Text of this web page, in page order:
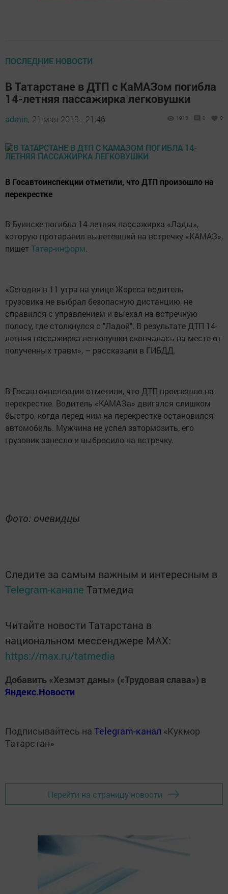
ПОСЛЕДНИЕ НОВОСТИ
В Татарстане в ДТП с КаМАЗом погибла
14-летняя пассажирка легковушки
admin, 21 мая 2019 - 21:46 1918 0 0
В Госавтоинспекции отметили, что ДТП произошло на
перекрестке
В Буинске погибла 14-летняя пассажирка «Лады»,
которую протаранил вылетевший на встречку «КАМАЗ»,
пишетТатар-информ.
«Сегодня в 11 утра на улице Жореса водитель
грузовика не выбрал безопасную дистанцию, не
справился с управлением и выехал на встречную
полосу, где столкнулся с "Ладой". В результате ДТП 14-
летняя пассажирка легковушки скончалась на месте от
полученных травм», – рассказали в ГИБДД.
В Госавтоинспекции отметили, что ДТП произошло на
перекрестке. Водитель «КАМАЗа» двигался слишком
быстро, когда перед ним на перекрестке остановился
автомобиль. Мужчина не успел затормозить, его
грузовик занесло и выбросило на встречку.
Фото: очевидцы
Следите за самым важным и интересным в
Telegram-канале Татмедиа
Читайте новости Татарстана в
национальном мессенджере MАХ:
https://max.ru/tatmedia
Добавить «Хезмэт даны» («Трудовая слава») в
Яндекс.Новости
Подписывайтесь на Telegram-канал «Кукмор
Татарстан»
Перейти на страницу новости